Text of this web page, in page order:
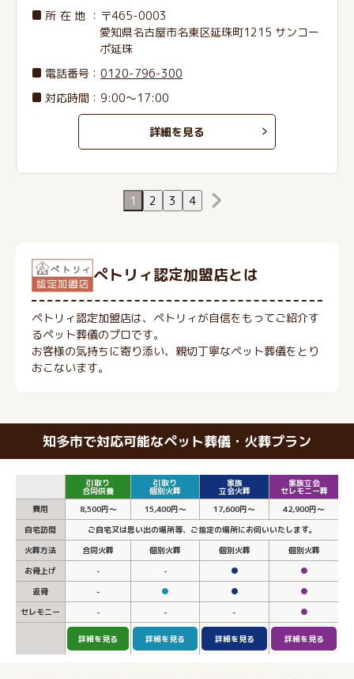
所在地 ：〒465-0003
愛知県名古屋市名東区延珠町1215 サンコー
ポ延珠
電話番号 ：0120-796-300
対応時間：9:00～17:00
詳細を見る
1 2 3 4
ぺトリィ認定加盟店とは
ペトリィ認定加盟店は、ペトリィが自信をもってご紹介す
るペット葬儀のプロです。
お客様の気持ちに寄り添い、親切丁寧なペット葬儀をとり
おこないます。
知多市で対応可能なペット葬儀・火葬プラン
引取り
合同供養
引取り
個別火葬
家族
立会火葬
家族立会
セレモニー葬
費用
8,500円～ 15,400円～ 17,600円～
42,900円～
自宅訪問
ご自宅又は思い出の場所等、ご指定の場所にお伺いいたします。
火葬方法
合同火葬 個別火葬 個別火葬
個別火葬
お骨上げ
- - ●
●
返骨
- ● ●
●
セレモニー
- - - ●
詳細を見る 詳細を見る 詳細を見る 詳細を見る